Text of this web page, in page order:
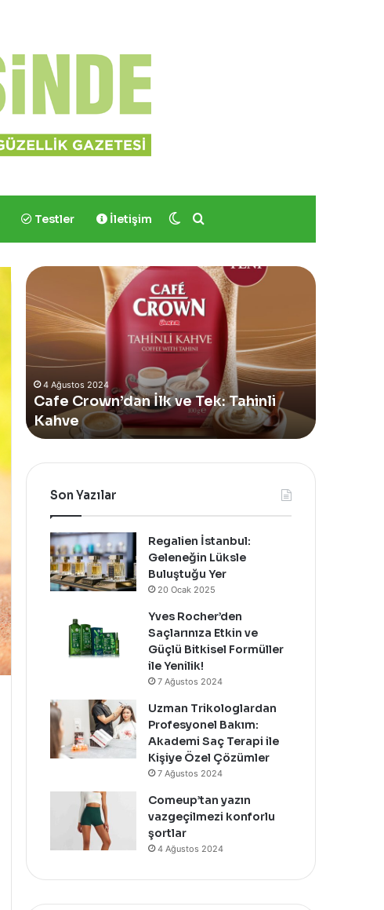
Testler İletişim Dış görünümü değiştir
Arama yap ...
Yves
Rocher,
Momo
Bodrum’da
Yer
Alan
Yeni
Summer
Pop-
Up
Mağazasını
Bir
Davet
Kutladı!
4 Ağustos 2024
Yves Rocher, Momo Bodrum’da Yer
Alan Yeni Summer Pop-Up Mağazasını
Özel Bir Davet İle Kutladı!
Shimmer
Saç
ve
Bakım
Yağı
Son Yazılar
Regalien İstanbul:
Geleneğin Lüksle
Buluştuğu Yer
20 Ocak 2025
Yves Rocher’den
Saçlarınıza Etkin ve
Güçlü Bitkisel Formüller
ile Yenilik!
7 Ağustos 2024
Uzman Trikologlardan
Profesyonel Bakım:
Akademi Saç Terapi ile
Kişiye Özel Çözümler
7 Ağustos 2024
Comeup’tan yazın
vazgeçilmezi konforlu
şortlar
4 Ağustos 2024